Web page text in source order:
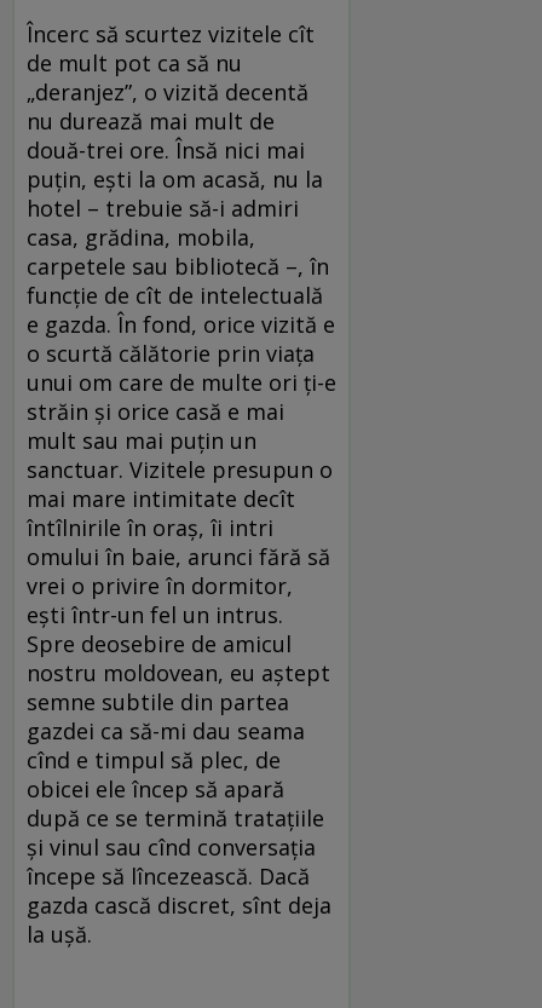
Încerc să scurtez vizitele cît
de mult pot ca să nu
„deranjez”, o vizită decentă
nu durează mai mult de
două-trei ore. Însă nici mai
puțin, ești la om acasă, nu la
hotel – trebuie să-i admiri
casa, grădina, mobila,
carpetele sau bibliotecă –, în
funcție de cît de intelectuală
e gazda. În fond, orice vizită e
o scurtă călătorie prin viața
unui om care de multe ori ți-e
străin și orice casă e mai
mult sau mai puțin un
sanctuar. Vizitele presupun o
mai mare intimitate decît
întîlnirile în oraș, îi intri
omului în baie, arunci fără să
vrei o privire în dormitor,
ești într-un fel un intrus.
Spre deosebire de amicul
nostru moldovean, eu aștept
semne subtile din partea
gazdei ca să-mi dau seama
cînd e timpul să plec, de
obicei ele încep să apară
după ce se termină tratațiile
și vinul sau cînd conversația
începe să lîncezească. Dacă
gazda cască discret, sînt deja
la ușă.